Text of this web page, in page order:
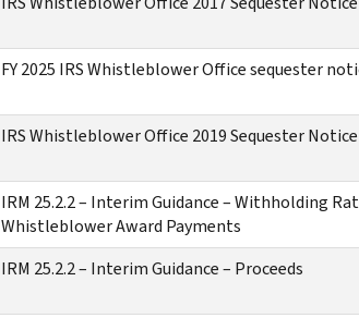
FY 2025 IRS Whistleblower Office sequester
IRS Whistleblower Office 2019 Sequester Notice
IRM 25.2.2 – Interim Guidance – Withholding
Whistleblower Award Payments
IRM 25.2.2 – Interim Guidance – Proceeds